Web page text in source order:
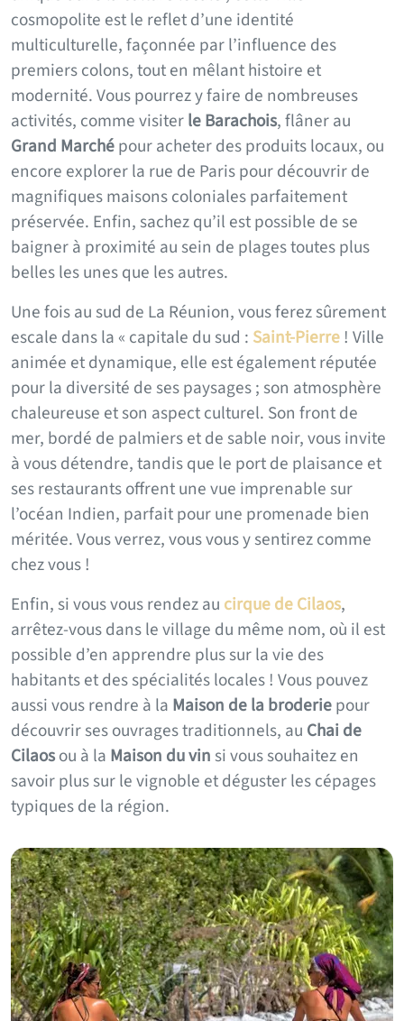
cosmopolite est le reflet d’une identité
multiculturelle, façonnée par l’influence des
premiers colons, tout en mêlant histoire et
modernité. Vous pourrez y faire de nombreuses
activités, comme visiterle Barachois, flâner au
Grand Marchépour acheter des produits locaux, ou
encore explorer la rue de Paris pour découvrir de
magnifiques maisons coloniales parfaitement
préservée. Enfin, sachez qu’il est possible de se
baigner à proximité au sein de plages toutes plus
belles les unes que les autres.
Une fois au sud de La Réunion, vous ferez sûrement
escale dans la « capitale du sud : Saint-Pierre! Ville
animée et dynamique, elle est également réputée
pour la diversité de ses paysages ; son atmosphère
chaleureuse et son aspect culturel. Son front de
mer, bordé de palmiers et de sable noir, vous invite
à vous détendre, tandis que le port de plaisance et
ses restaurants offrent une vue imprenable sur
l’océan Indien, parfait pour une promenade bien
méritée. Vous verrez, vous vous y sentirez comme
chez vous !
Enfin, si vous vous rendez au cirque de Cilaos,
arrêtez-vous dans le village du même nom, où il est
possible d’en apprendre plus sur la vie des
habitants et des spécialités locales ! Vous pouvez
aussi vous rendre à la Maison de la broderiepour
découvrir ses ouvrages traditionnels, au Chai de
Cilaosou à la Maison du vinsi vous souhaitez en
savoir plus sur le vignoble et déguster les cépages
typiques de la région.